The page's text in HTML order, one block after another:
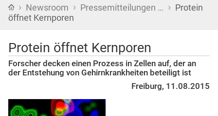
Startseite
› Newsroom › Pressemitteilungen … › Protein
öffnet Kernporen
Protein öffnet Kernporen
Forscher decken einen Prozess in Zellen auf, der an
der Entstehung von Gehirnkrankheiten beteiligt ist
Freiburg, 11.08.2015